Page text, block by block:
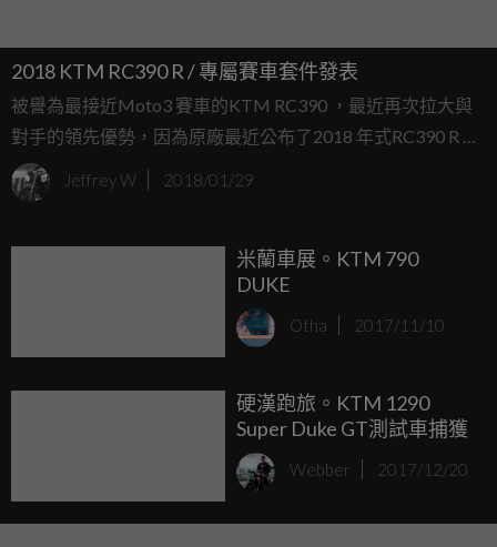
2018 KTM RC390 R / 專屬賽車套件發表
被譽為最接近Moto3 賽車的KTM RC390 ，最近再次拉大與
對手的領先優勢，因為原廠最近公布了2018 年式RC390 R 性
能版，而且還有符合世界級比賽規定的限量性能套件，完全
呼應了公司一貫的"Ready to Race" 口號
Jeffrey W 2018/01/29
米蘭車展。KTM 790
DUKE
Otha 2017/11/10
硬漢跑旅。KTM 1290
Super Duke GT測試車捕獲
Webber 2017/12/20